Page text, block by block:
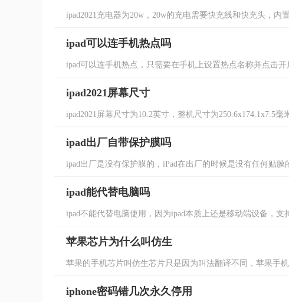
ipad2021充电器为20w，20w的充电需要快充线和快充头，内
ipad可以连手机热点吗
ipad可以连手机热点，只需要在手机上设置热点名称并点击
ipad2021屏幕尺寸
ipad2021屏幕尺寸为10.2英寸，整机尺寸为250.6x174.1x7.5
ipad出厂自带保护膜吗
ipad出厂是没有保护膜的，iPad在出厂的时候是没有任何贴
ipad能代替电脑吗
ipad不能代替电脑使用，因为ipad本质上还是移动端设备，
苹果芯片为什么叫仿生
苹果的手机芯片叫仿生芯片只是因为叫法翻译不同，苹果手
iphone密码错几次永久停用